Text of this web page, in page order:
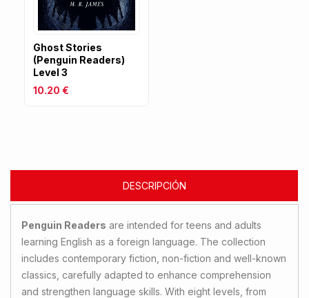
Ghost Stories
(Penguin Readers)
Level 3
10.20 €
DESCRIPCIÓN
Penguin Readers are intended for teens and adults
learning English as a foreign language. The collection
includes contemporary fiction, non-fiction and well-known
classics, carefully adapted to enhance comprehension
and strengthen language skills. With eight levels, from